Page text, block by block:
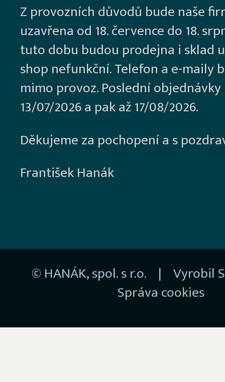
Z provozních důvodů bude naše
uzavřena od 18. července do 18.
tuto dobu budou prodejna i sklad
shop nefunkční. Telefon a e-maily
mimo provoz. Poslední
13/07/2026 a pak až 17/08/2026.
Děkujeme za pochopení a s
František Hanák
© HANÁK, spol. s r.o. | Vyrobil
Správa cookies